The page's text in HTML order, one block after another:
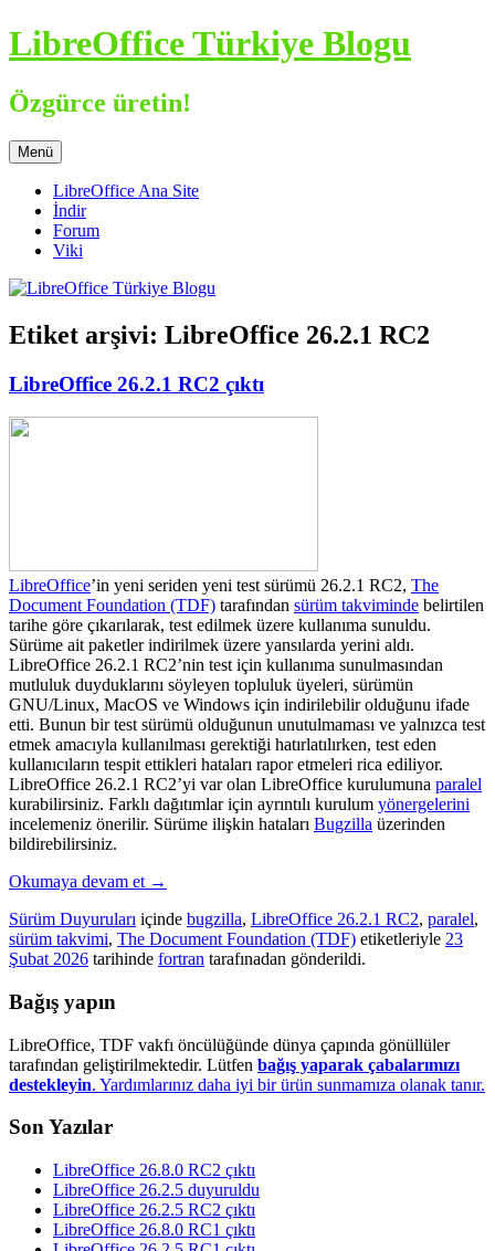
İçeriğe
atla
LibreOffice Türkiye Blogu
Özgürce üretin!
Menü
LibreOffice Ana Site
İndir
Forum
Viki
Etiket arşivi: LibreOffice 26.2.1 RC2
LibreOffice 26.2.1 RC2 çıktı
LibreOffice’in yeni seriden yeni test sürümü 26.2.1 RC2, The
Document Foundation (TDF) tarafından sürüm takviminde belirtilen
tarihe göre çıkarılarak, test edilmek üzere kullanıma sunuldu.
Sürüme ait paketler indirilmek üzere yansılarda yerini aldı.
LibreOffice 26.2.1 RC2’nin test için kullanıma sunulmasından
mutluluk duyduklarını söyleyen topluluk üyeleri, sürümün
GNU/Linux, MacOS ve Windows için indirilebilir olduğunu ifade
etti. Bunun bir test sürümü olduğunun unutulmaması ve yalnızca test
etmek amacıyla kullanılması gerektiği hatırlatılırken, test eden
kullanıcıların tespit ettikleri hataları rapor etmeleri rica ediliyor.
LibreOffice 26.2.1 RC2’yi var olan LibreOffice kurulumuna paralel
kurabilirsiniz. Farklı dağıtımlar için ayrıntılı kurulum yönergelerini
incelemeniz önerilir. Sürüme ilişkin hataları Bugzilla üzerinden
bildirebilirsiniz.
Okumaya devam et →
Sürüm Duyuruları içinde bugzilla, LibreOffice 26.2.1 RC2, paralel,
sürüm takvimi, The Document Foundation (TDF) etiketleriyle 23
Şubat 2026 tarihinde fortran tarafınadan gönderildi.
Bağış yapın
LibreOffice, TDF vakfı öncülüğünde dünya çapında gönüllüler
tarafından geliştirilmektedir. Lütfen bağış yaparak çabalarımızı
destekleyin. Yardımlarınız daha iyi bir ürün sunmamıza olanak tanır.
Son Yazılar
LibreOffice 26.8.0 RC2 çıktı
LibreOffice 26.2.5 duyuruldu
LibreOffice 26.2.5 RC2 çıktı
LibreOffice 26.8.0 RC1 çıktı